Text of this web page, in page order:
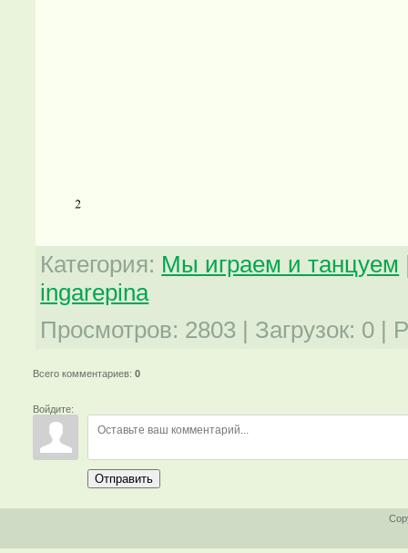
Категория: Мы играем и танцуем
ingarepina
Просмотров: 2803 | Загрузок: 0 |
Всего комментариев:0
Войдите:
Отправить